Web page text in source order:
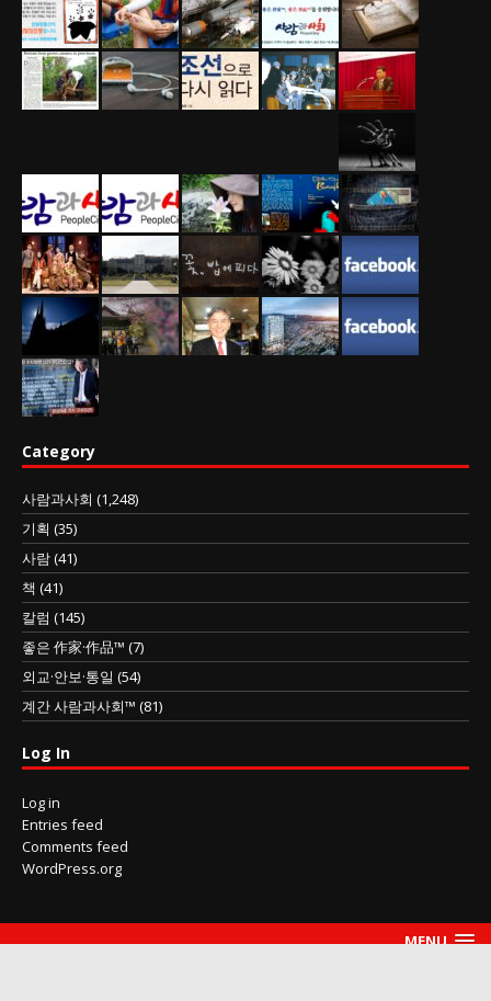
Category
사람과사회 (1,248)
기획 (35)
사람(41)
책 (41)
칼럼 (145)
좋은 作家·作品™ (7)
외교·안보·통일 (54)
계간 사람과사회™ (81)
Log In
Log in
Entries feed
Comments feed
WordPress.org
MENU